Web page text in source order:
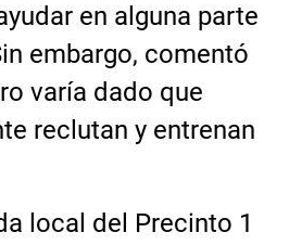
en alguna parte
embargo, comentó
varía dado que
reclutan y entrenan
local del Precinto 1